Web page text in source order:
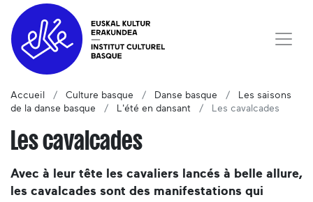
Accueil Culture basque Danse basque
Les saisons
de la danse basque
L'été en dansant Les cavalcades
Les cavalcades
Avec à leur tête les cavaliers lancés à belle allure,
les cavalcades sont des manifestations qui